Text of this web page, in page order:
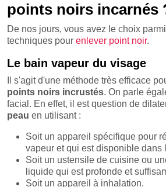
points noirs incarnés
De nos jours, vous avez le choix
techniques pour enlever point noir.
Le bain vapeur du visage
Il s'agit d'une méthode très efficace
points noirs incrustés. On parle
facial. En effet, il est question de
peau en utilisant :
Soit un appareil spécifique pour
vapeur et qui est disponible dans
Soit un ustensile de cuisine ou
liquide qui est profonde et
Soit un appareil à inhalation.